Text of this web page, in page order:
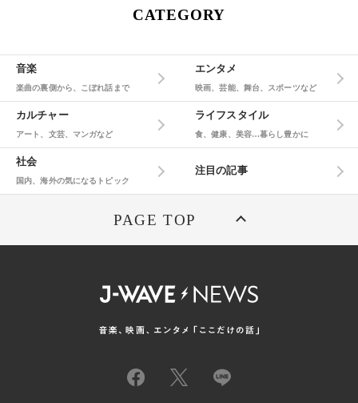
CATEGORY
音楽
楽曲の裏側から、こぼれ話まで
エンタメ
映画、芸能、舞台、スポーツなど
カルチャー
アート、文芸、マンガなど
ライフスタイル
食、健康、美容…暮らし豊かに
社会
国内、海外の気になるトピック
注目の記事
PAGE TOP